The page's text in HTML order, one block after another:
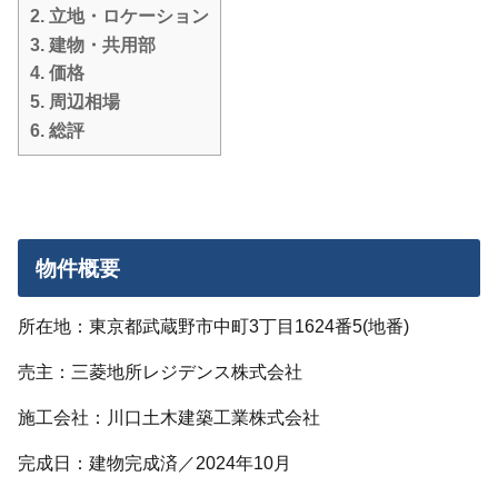
2. 立地・ロケーション
3. 建物・共用部
4. 価格
5. 周辺相場
6. 総評
物件概要
所在地：東京都武蔵野市中町3丁目1624番5(地番)
売主：三菱地所レジデンス株式会社
施工会社：川口土木建築工業株式会社
完成日：建物完成済／2024年10月